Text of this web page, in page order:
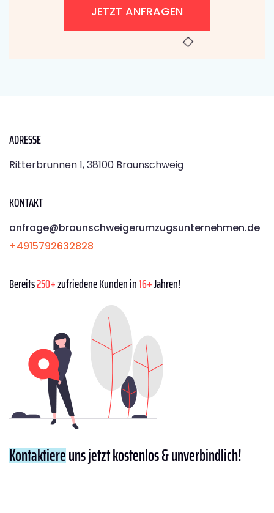
JETZT ANFRAGEN
ADRESSE
Ritterbrunnen 1, 38100 Braunschweig
KONTAKT
anfrage@braunschweigerumzugsunternehmen.de
+4915792632828
Bereits250+zufriedene Kunden in16+Jahren!
Kontaktiereuns jetzt kostenlos & unverbindlich!